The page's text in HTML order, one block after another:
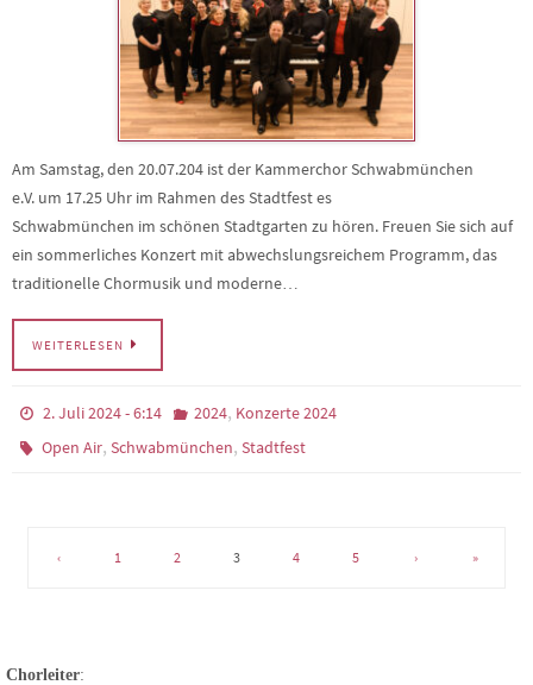
Am Samstag, den 20.07.204 ist der Kammerchor Schwabmünchen
e.V. um 17.25 Uhr im Rahmen des Stadtfest es
Schwabmünchen im schönen Stadtgarten zu hören. Freuen Sie sich auf
ein sommerliches Konzert mit abwechslungsreichem Programm, das
traditionelle Chormusik und moderne…
WEITERLESEN
2. Juli 2024 - 6:14 2024, Konzerte 2024
Open Air,Schwabmünchen,Stadtfest
‹ 1 2 3 4 5 › »
Chorleiter: